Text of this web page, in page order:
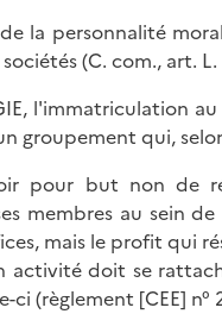
la personnalité
(C. com., art. L.
l'immatriculation
groupement qui,
pour but non de
membres au sein
mais le profit qui
activité doit se
ci (règlement [CEE]